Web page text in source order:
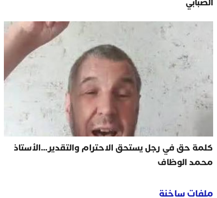
كلمة حق في رجل يستحق الاحترام والتقدير…الأستاذ
محمد الوظاف
ملفات ساخنة